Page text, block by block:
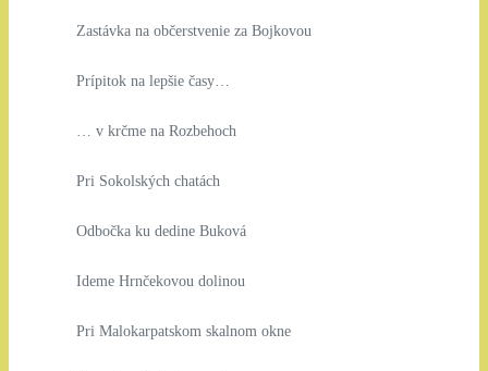
Zastávka na občerstvenie za Bojkovou
Prípitok na lepšie časy…
… v krčme na Rozbehoch
Pri Sokolských chatách
Odbočka ku dedine Buková
Ideme Hrnčekovou dolinou
Pri Malokarpatskom skalnom okne